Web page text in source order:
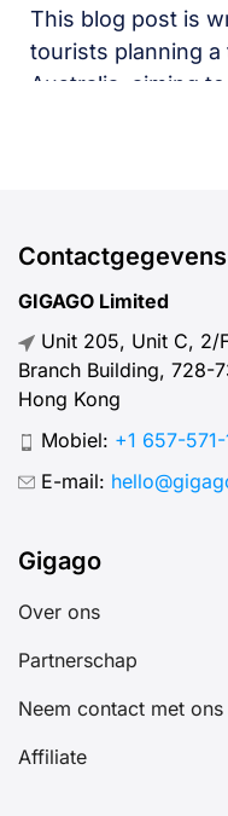
This blog post is
tourists planning a
Australia, aiming
Contactgegevens
GIGAGO Limited
Unit 205, Unit C, 2/
Branch Building, 728-
Hong Kong
Mobiel: +1 657-571-
E-mail:
Gigago
Over ons
Partnerschap
Neem contact met
Affiliate